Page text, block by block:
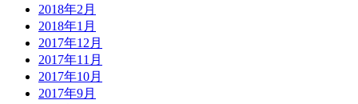
2018年2月
2018年1月
2017年12月
2017年11月
2017年10月
2017年9月